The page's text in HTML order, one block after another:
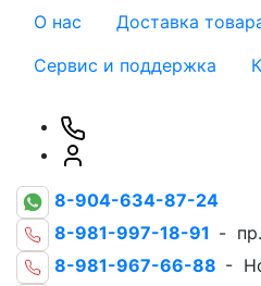
О нас Доставка
Сервис и поддержка
8-904-634-87-24
8-981-997-18-91 - пр.
8-981-967-66-88 -